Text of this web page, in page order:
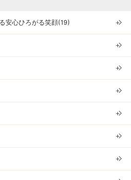
安心ひろがる笑顔(19) ＋
＋
＋
＋
＋
＋
＋